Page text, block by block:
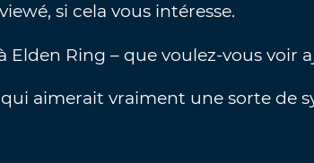
si cela vous intéresse.
Elden Ring – que voulez-vous voir
aimerait vraiment une sorte de